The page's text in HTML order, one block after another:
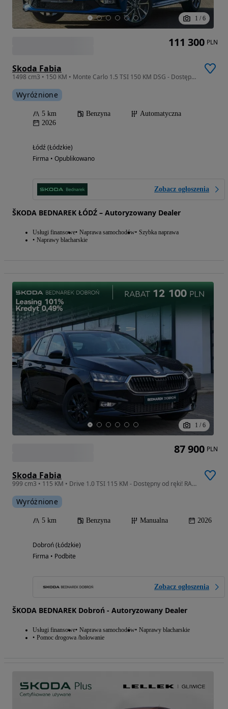
1 / 6
Skoda Fabia
1498 cm3 • 150 KM • Monte Carlo 1.5 TSI 150 KM DSG - Dostępny od ręki!
Wyróżnione
5 km Benzyna
Automatyczna
2026
Łódź (Łódzkie)
Firma • Opublikowano
Zobacz ogłoszenia
ŠKODA BEDNAREK ŁÓDŹ – Autoryzowany Dealer
Usługi finansowe Naprawa samochodów Szybka naprawa
Naprawy blacharskie
111 300 PLN
1 / 6
Skoda Fabia
999 cm3 • 115 KM • Drive 1.0 TSI 115 KM - Dostępny od ręki! RABAT 12 100 zł
Wyróżnione
5 km Benzyna Manualna 2026
Dobroń (Łódzkie)
Firma • Podbite
Zobacz ogłoszenia
ŠKODA BEDNAREK Dobroń - Autoryzowany Dealer
Usługi finansowe Naprawa samochodów Naprawy blacharskie
Pomoc drogowa /holowanie
87 900 PLN